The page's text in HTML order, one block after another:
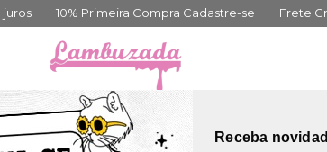
10% Primeira Compra Cadastre-se Frete Grátis
Coleções Mais Vendidos Guia de
Receba